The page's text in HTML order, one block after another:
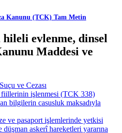
Kanunu (TCK) Tam Metin
evlenme, dinsel
Maddesi ve
ve Cezası
fiillerinin işlenmesi (TCK 338)
bilgilerin casusluk maksadıyla
ve pasaport işlemlerinde yetkisi
askerî hareketleri yararına